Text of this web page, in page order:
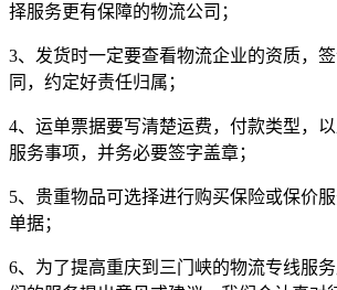
择服务更有保障的物流公司；
3、发货时一定要查看物流企业的资质，
同，约定好责任归属；
4、运单票据要写清楚运费，付款类型，
服务事项，并务必要签字盖章；
5、贵重物品可选择进行购买保险或保价
单据；
6、为了提高重庆到三门峡的物流专线服